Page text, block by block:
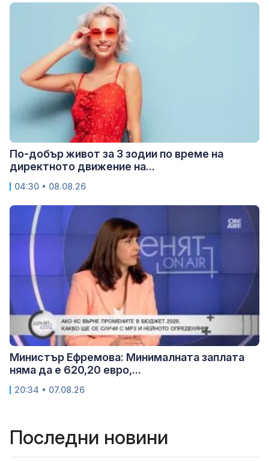
По-добър живот за 3 зодии по време на
директното движение на...
04:30 • 08.08.26
Министър Ефремова: Минималната заплата
няма да е 620,20 евро,...
20:34 • 07.08.26
Последни новини